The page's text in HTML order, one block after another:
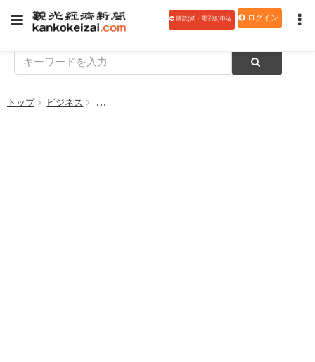
購読(紙・電子版)申込 ログイン
トップ ビジネス ウェスティンホテル横浜、設計や防災など総合的に